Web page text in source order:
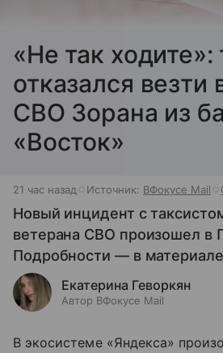
«Не так ходите»:
отказался везти
СВО Зорана из
«Восток»
21 час назад Источник: ВФокусе Mail
Новый инцидент с
ветерана СВО произошел в
Подробности — в
Екатерина Геворкян
Автор ВФокусе Mail
В экосистеме «Яндекса»